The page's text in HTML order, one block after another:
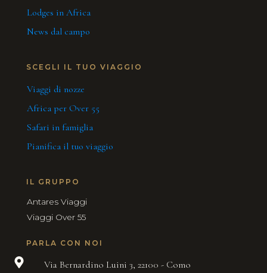
Lodges in Africa
News dal campo
SCEGLI IL TUO VIAGGIO
Viaggi di nozze
Africa per Over 55
Safari in famiglia
Pianifica il tuo viaggio
IL GRUPPO
Antares Viaggi
Viaggi Over 55
PARLA CON NOI
Via Bernardino Luini 3, 22100 - Como